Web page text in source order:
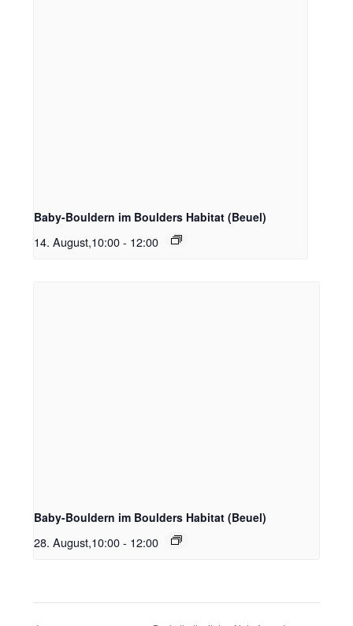
Baby-Bouldern im Boulders Habitat (Beuel)
14. August,10:00 - 12:00
Baby-Bouldern im Boulders Habitat (Beuel)
28. August,10:00 - 12:00